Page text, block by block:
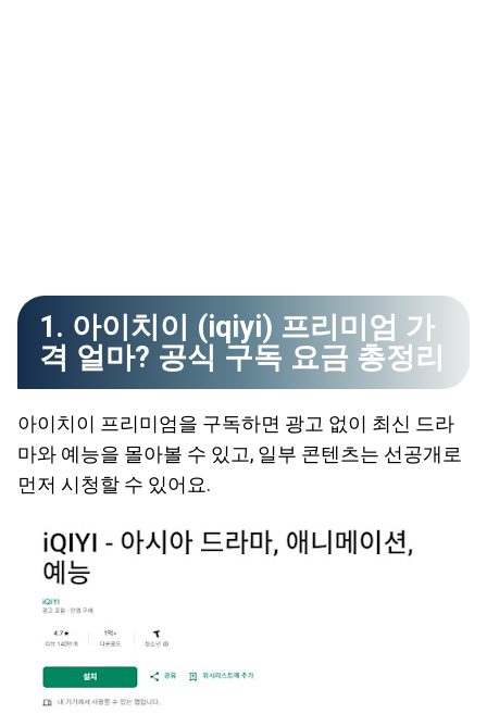
1. 아이치이 (iqiyi) 프리미엄 가
격 얼마? 공식 구독 요금 총정리
아이치이 프리미엄을 구독하면 광고 없이 최신 드라
마와 예능을 몰아볼 수 있고, 일부 콘텐츠는 선공개로
먼저 시청할 수 있어요.